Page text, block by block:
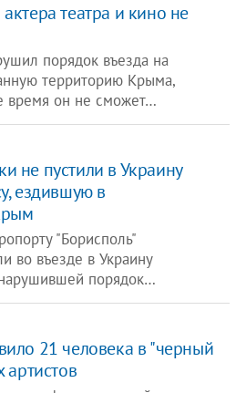
театра и кино не
порядок въезда на
территорию Крыма,
время он не сможет…
не пустили в Украину
ездившую в
"Борисполь"
во въезде в Украину
порядок…
21 человека в "черный
артистов